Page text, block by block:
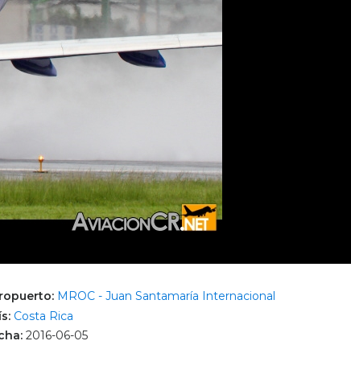
MROC - Juan Santamaría Internacional
Costa Rica
2016-06-05